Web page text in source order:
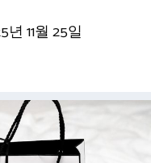
년 11월 25일